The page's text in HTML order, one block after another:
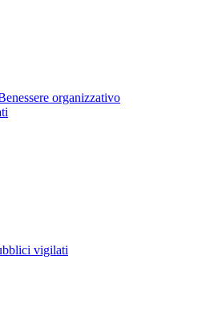
organizzativo
vigilati